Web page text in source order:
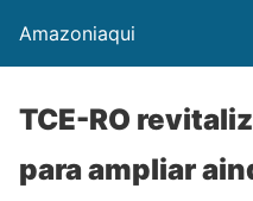
Amazoniaqui
TCE-RO
para ampliar